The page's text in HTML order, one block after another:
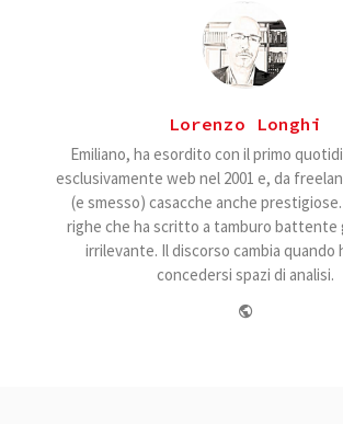
Lorenzo Longhi
Emiliano, ha esordito con il primo
esclusivamente web nel 2001 e, da
(e smesso) casacche anche
righe che ha scritto a tamburo battente
irrilevante. Il discorso cambia quando
concedersi spazi di analisi.